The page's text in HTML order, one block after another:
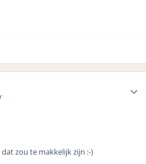
zou te makkelijk zijn :-)